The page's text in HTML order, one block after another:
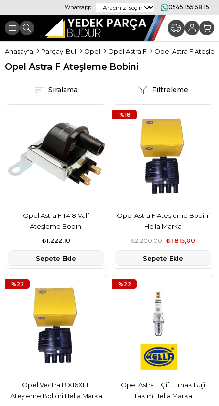
Whatsapp 0545 155 58 15
Anasayfa Parçayı Bul Opel Opel Astra F Opel Astra F
Opel Astra F Ateşleme Bobini
Filtreleme
Sıralama
Opel Astra F 1.4 8 Valf
Ateşleme Bobini
₺1.222,10
Sepete Ekle
Opel Astra F Ateşleme Bobini
Hella Marka
₺1.815,00
₺2.200,00
Sepete Ekle
%18
Opel Vectra B X16XEL
Ateşleme Bobini Hella Marka
%22
Opel Astra F Çift Tırnak Buji
Takım Hella Marka
%22